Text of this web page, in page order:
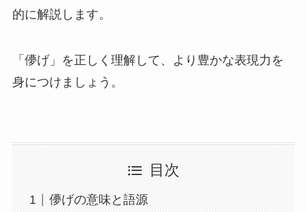
的に解説します。
「儚げ」を正しく理解して、より豊かな表現力を
身につけましょう。
目次
儚げの意味と語源